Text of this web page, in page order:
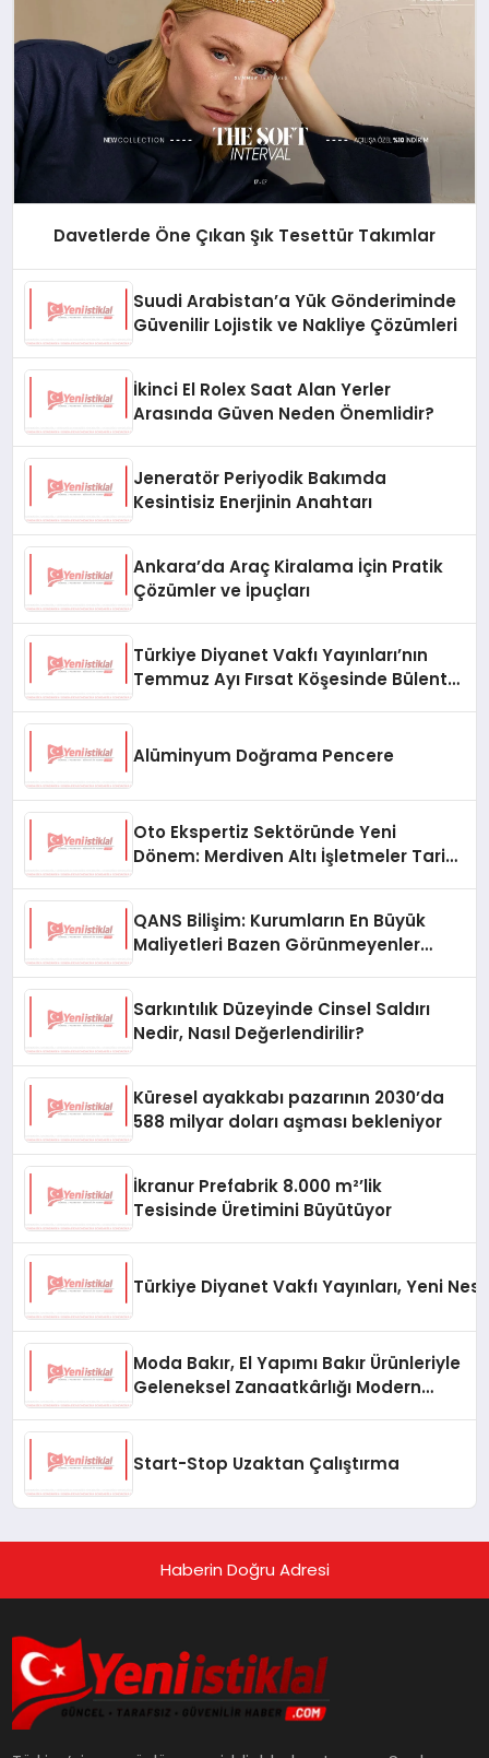
Davetlerde Öne Çıkan Şık Tesettür Takımlar
Suudi Arabistan’a Yük Gönderiminde
Güvenilir Lojistik ve Nakliye Çözümleri
İkinci El Rolex Saat Alan Yerler
Arasında Güven Neden Önemlidir?
Jeneratör Periyodik Bakımda
Kesintisiz Enerjinin Anahtarı
Ankara’da Araç Kiralama İçin Pratik
Çözümler ve İpuçları
Türkiye Diyanet Vakfı Yayınları’nın
Temmuz Ayı Fırsat Köşesinde Bülent
Alüminyum Doğrama Pencere
Oto Ekspertiz Sektöründe Yeni
Dönem: Merdiven Altı İşletmeler Tarih
QANS Bilişim: Kurumların En Büyük
Maliyetleri Bazen Görünmeyenler
Sarkıntılık Düzeyinde Cinsel Saldırı
Nedir, Nasıl Değerlendirilir?
Küresel ayakkabı pazarının 2030’da
588 milyar doları aşması bekleniyor
İkranur Prefabrik 8.000 m²’lik
Tesisinde Üretimini Büyütüyor
Türkiye Diyanet Vakfı Yayınları, Yeni
Moda Bakır, El Yapımı Bakır Ürünleriyle
Geleneksel Zanaatkârlığı Modern
Start-Stop Uzaktan Çalıştırma
Haberin Doğru Adresi